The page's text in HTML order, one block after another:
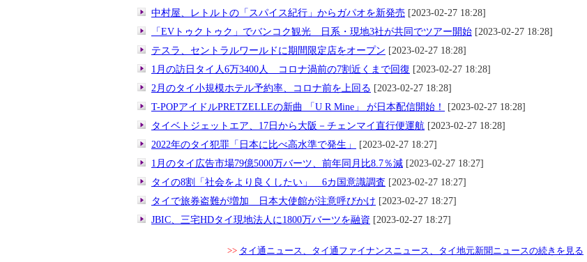
中村屋、レトルトの「スパイス紀行」からガパオを新発売 [2023-02-27 18:28]
「EVトゥクトゥク」でバンコク観光 日系・現地3社が共同でツアー開始 [2023-02-27 18:28]
テスラ、セントラルワールドに期間限定店をオープン [2023-02-27 18:28]
1月の訪日タイ人6万3400人 コロナ渦前の7割近くまで回復 [2023-02-27 18:28]
2月のタイ小規模ホテル予約率、コロナ前を上回る [2023-02-27 18:28]
T-POPアイドルPRETZELLEの新曲 「U R Mine」 が日本配信開始！
[2023-02-27 18:28]
タイベトジェットエア、17日から大阪－チェンマイ直行便運航 [2023-02-27 18:28]
2022年のタイ犯罪「日本に比べ高水準で発生」
[2023-02-27 18:27]
1月のタイ広告市場79億5000万バーツ、前年同月比8.7％減 [2023-02-27 18:27]
タイの8割「社会をより良くしたい」 6カ国意識調査 [2023-02-27 18:27]
タイで旅券盗難が増加 日本大使館が注意呼びかけ [2023-02-27 18:27]
JBIC、三宅HDタイ現地法人に1800万バーツを融資 [2023-02-27 18:27]
>> タイ通ニュース、タイ通ファイナンスニュース、タイ地元新聞ニュースの続きを見る